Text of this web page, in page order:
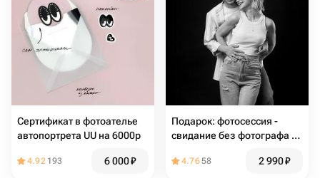
Сертификат в фотоателье
автопортрета UU на 6000р
4.92 193 6 000₽
Подарок: фотосессия -
свидание без фотографа 25
4.7658 2 990₽